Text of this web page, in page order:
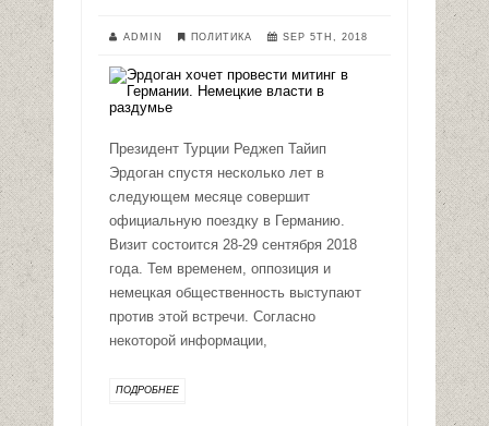
ADMIN ПОЛИТИКА SEP 5TH, 2018
Президент Турции Реджеп Тайип
Эрдоган спустя несколько лет в
следующем месяце совершит
официальную поездку в Германию.
Визит состоится 28-29 сентября 2018
года. Тем временем, оппозиция и
немецкая общественность выступают
против этой встречи. Согласно
некоторой информации,
ПОДРОБНЕЕ